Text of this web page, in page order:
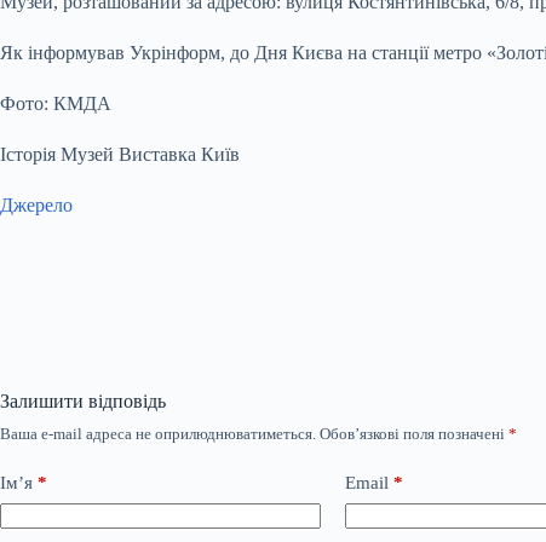
Як інформував Укрінформ, до Дня Києва на станції метро
Фото: КМДА
Історія Музей Виставка Київ
Джерело
Залишити відповідь
Ваша e-mail адреса не оприлюднюватиметься. Обов’язкові поля позначені *
Ім’я * Email *